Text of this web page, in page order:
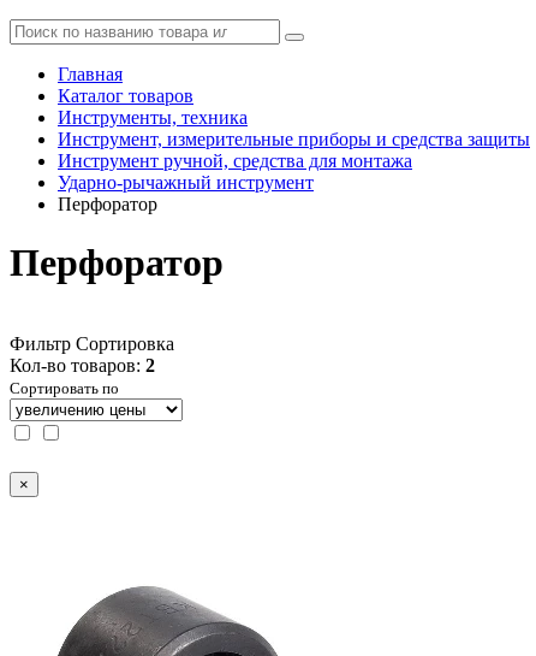
Главная
Каталог товаров
Инструменты, техника
Инструмент, измерительные приборы и средства защиты
Инструмент ручной, средства для монтажа
Ударно-рычажный инструмент
Перфоратор
Перфоратор
Фильтр Сортировка
Кол-во товаров: 2
Сортировать по
×